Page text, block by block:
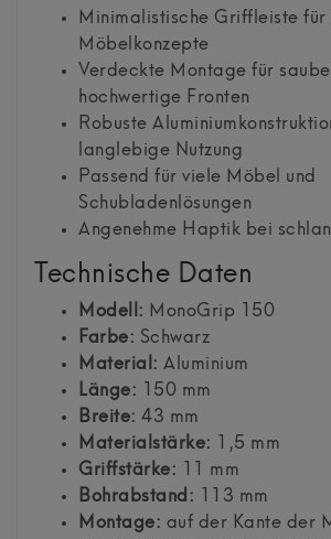
Minimalistische Griffleiste für
Möbelkonzepte
Verdeckte Montage für
hochwertige Fronten
Robuste
langlebige Nutzung
Passend für viele Möbel und
Schubladenlösungen
Angenehme Haptik bei
Technische Daten
Modell: MonoGrip 150
Farbe: Schwarz
Material: Aluminium
Länge: 150 mm
Breite: 43 mm
Materialstärke: 1,5 mm
Griffstärke: 11 mm
Bohrabstand: 113 mm
Montage: auf der Kante der